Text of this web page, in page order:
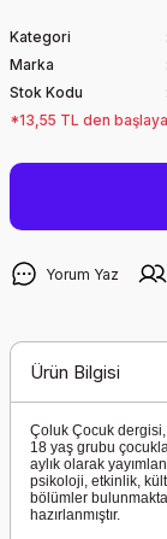
Kategori
Marka
Stok Kodu
*13,55 TL den
Yorum Yaz
Ürün Bilgisi
Çoluk Çocuk
18 yaş grubu
aylık olarak
psikoloji, etkinlik,
bölümler
hazırlanmıştır.